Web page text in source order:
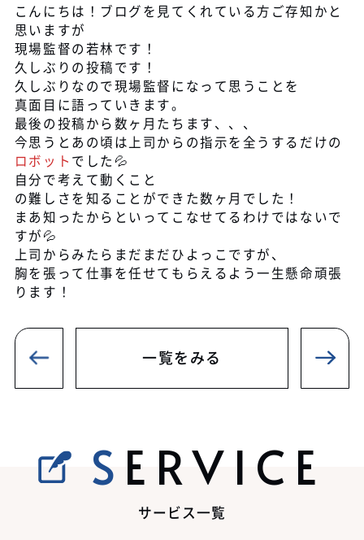
こんにちは！ブログを見てくれている方ご存知かと
思いますが
現場監督の若林です！
久しぶりの投稿です！
久しぶりなので現場監督になって思うことを
真面目に語っていきます。
最後の投稿から数ヶ月たちます、、、
今思うとあの頃は上司からの指示を全うするだけの
ロボット でした💦
自分で考えて動くこと
の難しさを知ることができた数ヶ月でした！
まあ知ったからといってこなせてるわけではないで
すが💦
上司からみたらまだまだひよっこですが、
胸を張って仕事を任せてもらえるよう一生懸命頑張
ります！
一覧をみる
SERVICE
サービス一覧